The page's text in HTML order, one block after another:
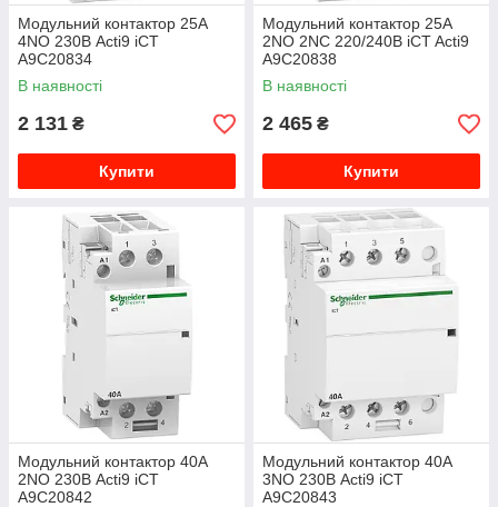
Модульний контактор 25A
4NO 230В Acti9 iCT
A9C20834
В наявності
2 131 ₴
Купити
Модульний контактор 25A
2NO 2NC 220/240В iCT Acti9
A9C20838
В наявності
2 465 ₴
Купити
Модульний контактор 40A
2NO 230В Acti9 iCT
A9C20842
Модульний контактор 40A
3NO 230В Acti9 iCT
A9C20843